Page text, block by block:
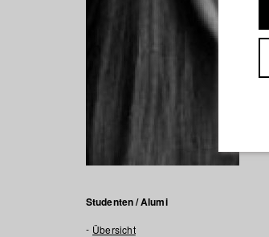
Studenten / Alumi
Übersicht